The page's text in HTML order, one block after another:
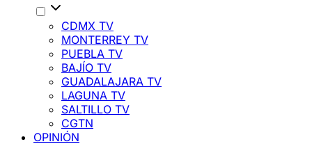
CDMX TV
MONTERREY TV
PUEBLA TV
BAJÍO TV
GUADALAJARA TV
LAGUNA TV
SALTILLO TV
CGTN
OPINIÓN